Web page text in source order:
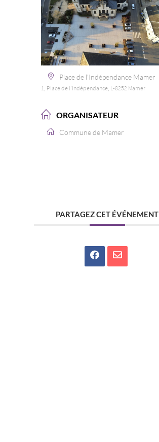
Place de l'Indépendance Mamer
1, Place de l'Indépendance, L-8252 Mamer
ORGANISATEUR
Commune de Mamer
PARTAGEZ CET ÉVÉNEMENT